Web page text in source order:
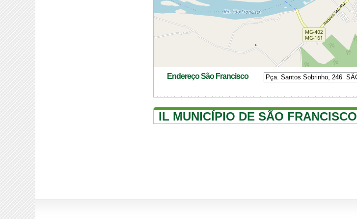
Endereço São Francisco
IL MUNICÍPIO DE SÃO FRANCISCO